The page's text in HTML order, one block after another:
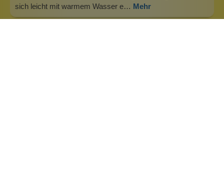
sich leicht mit warmem Wasser e… Mehr